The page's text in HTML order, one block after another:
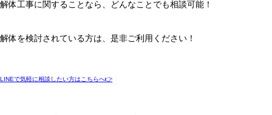
解体工事に関することなら、どんなことでも相談可能！
解体を検討されている方は、是非ご利用ください！
LINEで気軽に相談したい方はこちらへ👉